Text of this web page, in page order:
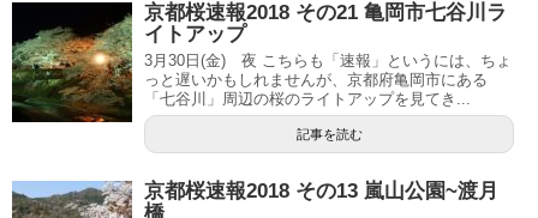
京都桜速報2018 その21 亀岡市七谷川ラ
イトアップ
3月30日(金) 夜 こちらも「速報」というには、ちょ
っと遅いかもしれませんが、京都府亀岡市にある
「七谷川」周辺の桜のライトアップを見てき...
記事を読む
京都桜速報2018 その13 嵐山公園~渡月
橋